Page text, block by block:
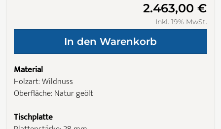
2.463,00 €
Inkl. 19% MwSt.
Material
Holzart: Wildnuss
Oberfläche: Natur geölt
Tischplatte